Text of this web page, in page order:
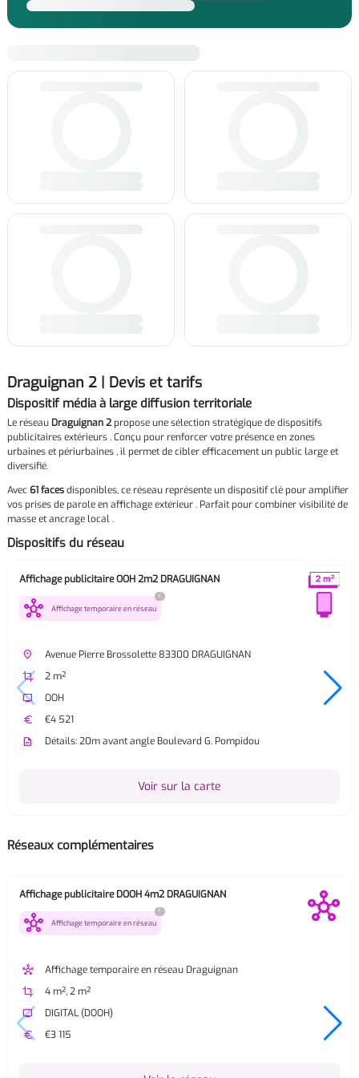
Draguignan 2 | Devis et tarifs
Dispositif média à large diffusion territoriale
Le réseau Draguignan 2 propose une sélection stratégique de dispositifs
publicitaires extérieurs . Conçu pour renforcer votre présence en zones
urbaines et périurbaines , il permet de cibler efficacement un public large et
diversifié.
Avec61 facesdisponibles, ce réseau représente un dispositif clé pour amplifier
vos prises de parole en affichage extérieur . Parfait pour combiner visibilité de
masse et ancrage local .
Dispositifs du réseau
Affichage publicitaire OOH 2m2 DRAGUIGNAN
hub Affichage temporaire en réseau
?
place
Avenue Pierre Brossolette 83300 DRAGUIGNAN
crop
2 m²
tv
OOH
euro
€4 521
description
Détails: 20m avant angle Boulevard G. Pompidou
Voir sur la carte
Réseaux complémentaires
Affichage publicitaire DOOH 4m2 DRAGUIGNAN
hub Affichage temporaire en réseau
?
hub
Affichage temporaire en réseau Draguignan
crop
4 m², 2 m²
tv
DIGITAL (DOOH)
euro
€3 115